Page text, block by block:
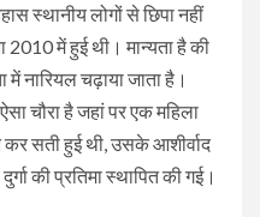
स्थानीय लोगों से छिपा नहीं
2010 में हुई थी। मान्यता है की
में नारियल चढ़ाया जाता है।
चौरा है जहां पर एक महिला
सती हुई थी, उसके आशीर्वाद
की प्रतिमा स्थापित की गई।